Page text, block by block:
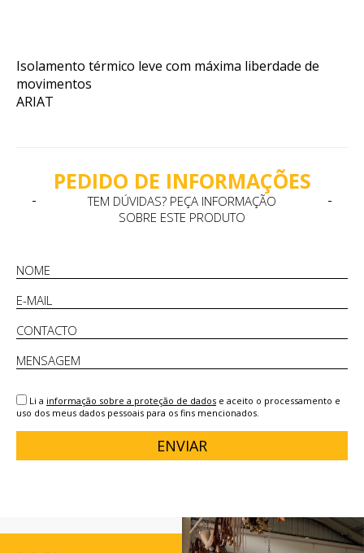
Isolamento térmico leve com máxima liberdade de
movimentos
ARIAT
PEDIDO DE INFORMAÇÕES
TEM DÚVIDAS? PEÇA INFORMAÇÃO
SOBRE ESTE PRODUTO
Li a informação sobre a proteção de dados e aceito o processamento e
uso dos meus dados pessoais para os fins mencionados.
ENVIAR